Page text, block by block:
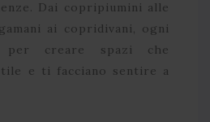
Dai copripiumini alle
ai copridivani, ogni
per creare spazi che
e ti facciano sentire a